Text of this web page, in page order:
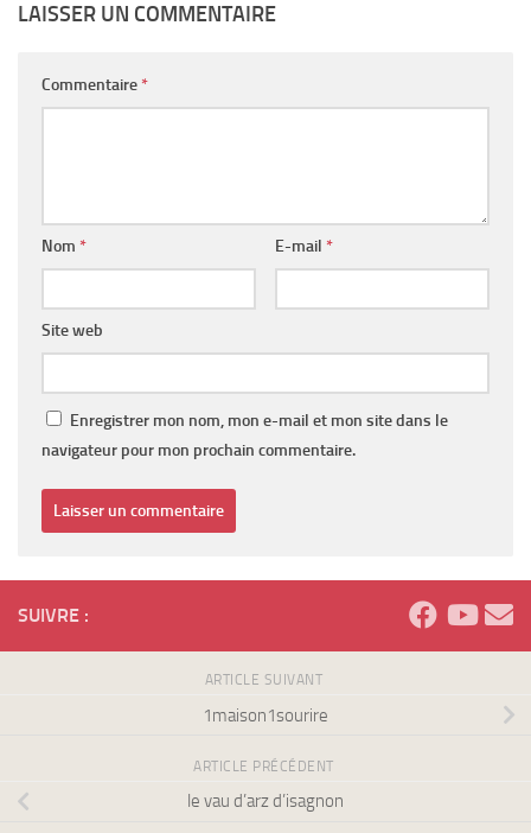
LAISSER UN COMMENTAIRE
Commentaire *
Nom * E-mail *
Site web
Enregistrer mon nom, mon e-mail et mon site dans le
navigateur pour mon prochain commentaire.
SUIVRE :
ARTICLE SUIVANT
1maison1sourire
ARTICLE PRÉCÉDENT
le vau d’arz d’isagnon